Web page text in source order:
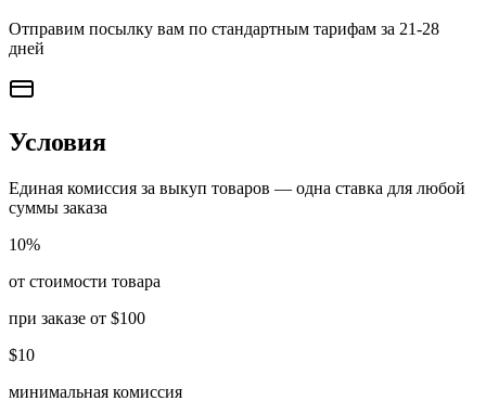
Отправим посылку вам по стандартным тарифам за 21-28
дней
Условия
Единая комиссия за выкуп товаров — одна ставка для любой
суммы заказа
10%
от стоимости товара
при заказе от $100
$10
минимальная комиссия